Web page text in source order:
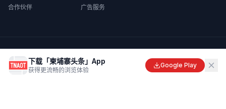
合作伙伴
广告服务
Made with
in Cambodia
下载「柬埔寨头条」App
获得更流畅的浏览体验
Google Play